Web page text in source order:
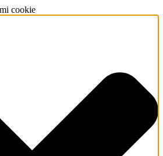
cookie